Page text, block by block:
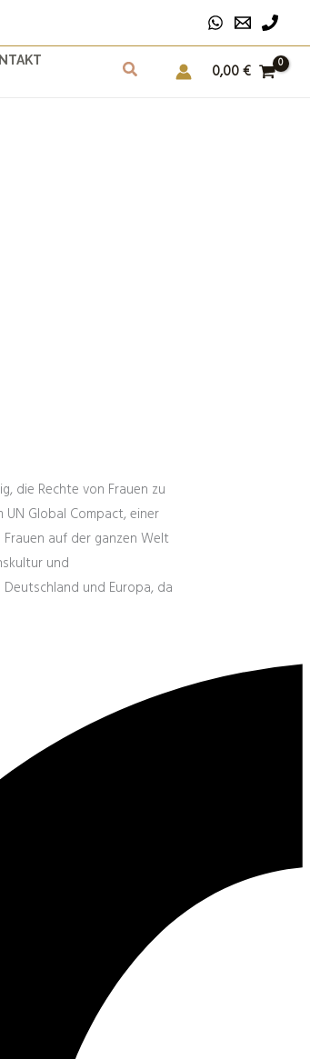
0,00€
die Rechte von Frauen zu
Global Compact, einer
auf der ganzen Welt
und
und Europa, da